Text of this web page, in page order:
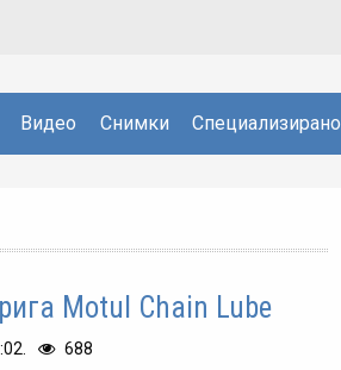
Видео Снимки Специализирано
Motul Chain Lube
688